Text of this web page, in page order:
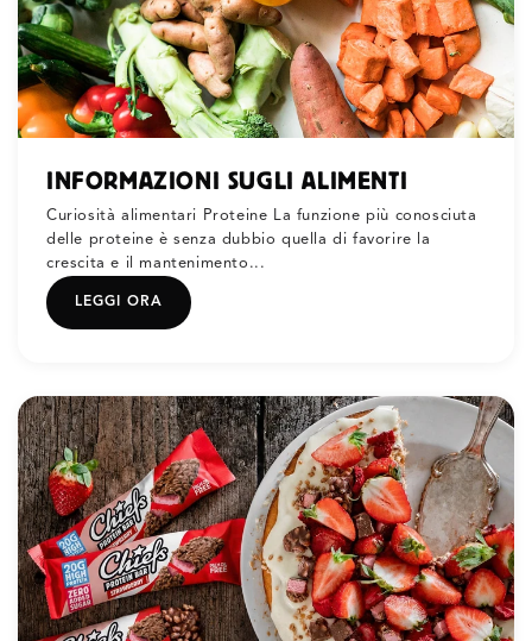
INFORMAZIONI SUGLI ALIMENTI
Curiosità alimentari Proteine La funzione più conosciuta
delle proteine è senza dubbio quella di favorire la
crescita e il mantenimento...
LEGGI ORA